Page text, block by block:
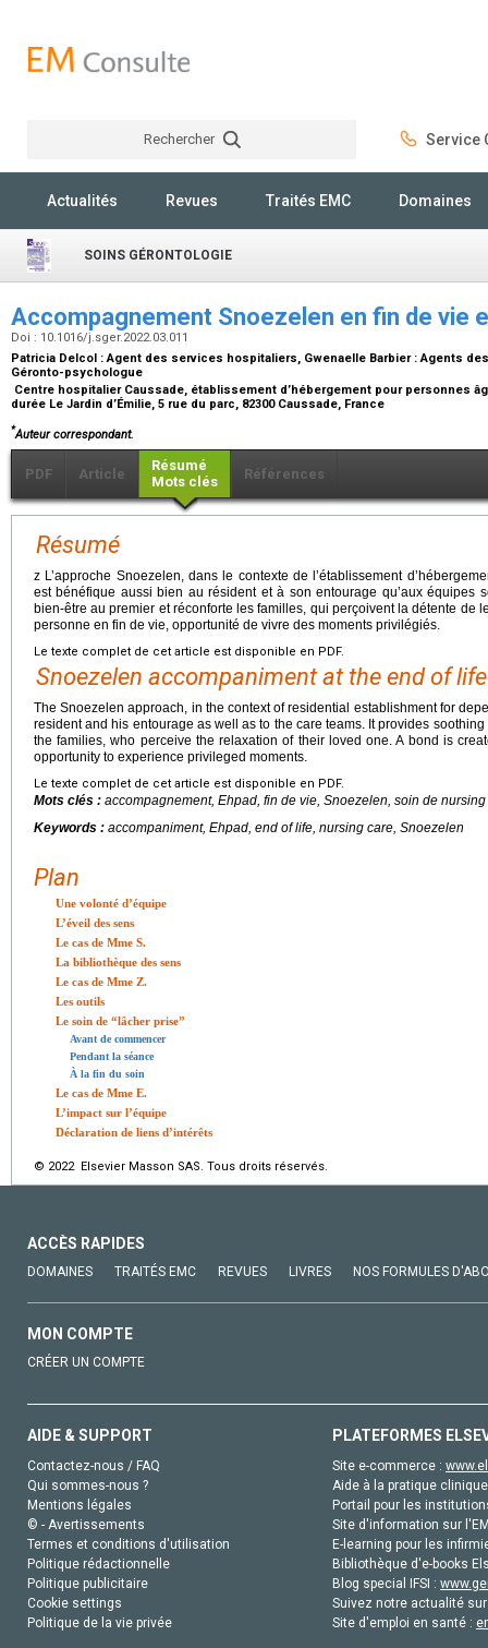
Rechercher Service
Actualités Revues Traités EMC Domaines
SOINS GÉRONTOLOGIE
Accompagnement Snoezelen en fin de vie
Doi : 10.1016/j.sger.2022.03.011
Patricia Delcol :Agent des services hospitaliers, Gwenaelle Barbier :Agents
Géronto-psychologue
Centre hospitalier Caussade, établissement d’hébergement pour personnes
durée Le Jardin d’Émilie, 5 rue du parc, 82300 Caussade, France
*Auteur correspondant.
PDF Article
Résumé
Mots clés
Références
Résumé
z L’approche Snoezelen, dans le contexte de l’établissement
est bénéfique aussi bien au résident et à son entourage qu’aux équipes
bien-être au premier et réconforte les familles, qui perçoivent la détente de
personne en fin de vie, opportunité de vivre des moments privilégiés.
Le texte complet de cet article est disponible en PDF.
Snoezelen accompaniment at the end of
The Snoezelen approach, in the context of residential establishment for
resident and his entourage as well as to the care teams. It provides
the families, who perceive the relaxation of their loved one. A bond is
opportunity to experience privileged moments.
Le texte complet de cet article est disponible en PDF.
Mots clés : accompagnement, Ehpad, fin de vie, Snoezelen, soin de nursing
Keywords : accompaniment, Ehpad, end of life, nursing care, Snoezelen
Plan
Une volonté d’équipe
L’éveil des sens
Le cas de Mme S.
La bibliothèque des sens
Le cas de Mme Z.
Les outils
Le soin de “lâcher prise”
Avant de commencer
Pendant la séance
À la fin du soin
Le cas de Mme E.
L’impact sur l’équipe
Déclaration de liens d’intérêts
© 2022 Elsevier Masson SAS. Tous droits réservés.
ACCÈS RAPIDES
DOMAINES TRAITÉS EMC REVUES LIVRES NOS FORMULES
MON COMPTE
CRÉER UN COMPTE
AIDE & SUPPORT
Contactez-nous / FAQ
Qui sommes-nous ?
Mentions légales
© - Avertissements
Termes et conditions d'utilisation
Politique rédactionnelle
Politique publicitaire
Cookie settings
Politique de la vie privée
PLATEFORMES
Site e-commerce :
Aide à la pratique
Portail pour les
Site d'information sur
E-learning pour les
Bibliothèque d'e-books
Blog special IFSI :
Suivez notre actualité
Site d'emploi en santé :